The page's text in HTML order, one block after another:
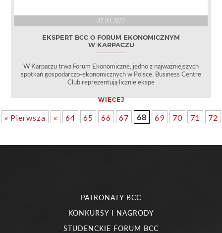
07.09.2022
EKSPERT BCC O FORUM EKONOMICZNYM
W KARPACZU
W Karpaczu trwa Forum Ekonomiczne, jedno z najważniejszych
spotkań gospodarczo-ekonomicznych w Polsce. Business Centre
Club reprezentują licznie ekspe
WIĘCEJ
« Pierwsza « 64 65 66 67 68 69 70 71 72
PATRONATY BCC
KONKURSY I NAGRODY
STUDENCKIE FORUM BCC